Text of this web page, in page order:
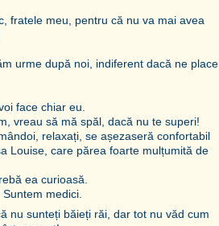
fratele meu, pentru că nu va mai avea
urme după noi, indiferent dacă ne place
face chiar eu.
vreau să mă spăl, dacă nu te superi!
relaxați, se așezaseră confortabil
Louise, care părea foarte mulțumită de
ea curioasă.
medici.
nu sunteți băieți răi, dar tot nu văd cum